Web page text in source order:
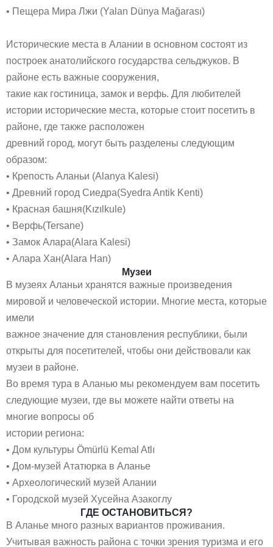
• Пещера Мира Лжи (Yalan Dünya Mağarası)
Исторические места в Алании в основном состоят из
построек анатолийского государства сельджуков. В
районе есть важные сооружения,
такие как гостиница, замок и верфь. Для любителей
истории исторические места, которые стоит посетить в
районе, где также расположен
древний город, могут быть разделены следующим
образом:
• Крепость Аланьи (Alanya Kalesi)
• Древний город Сиедра(Syedra Antik Kenti)
• Красная башня(Kızılkule)
• Верфь(Tersane)
• Замок Алара(Alara Kalesi)
• Алара Хан(Alara Han)
Музеи
В музеях Аланьи хранятся важные произведения
мировой и человеческой истории. Многие места, которые
имели
важное значение для становления республики, были
открыты для посетителей, чтобы они действовали как
музеи в районе.
Во время тура в Аланью мы рекомендуем вам посетить
следующие музеи, где вы можете найти ответы на
многие вопросы об
истории региона:
• Дом культуры Ömürlü Kemal Atlı
• Дом-музей Ататюрка в Аланье
• Археологический музей Алании
• Городской музей Хусейна Азакоглу
ГДЕ ОСТАНОВИТЬСЯ?
В Аланье много разных вариантов проживания.
Учитывая важность района с точки зрения туризма и его